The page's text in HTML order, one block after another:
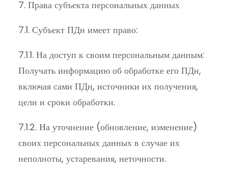
7. Права субъекта персональных данных
7.1. Субъект ПДн имеет право:
7.1.1. На доступ к своим персональным данным:
Получать информацию об обработке его ПДн,
включая сами ПДн, источники их получения,
цели и сроки обработки.
7.1.2. На уточнение (обновление, изменение)
своих персональных данных в случае их
неполноты, устаревания, неточности.